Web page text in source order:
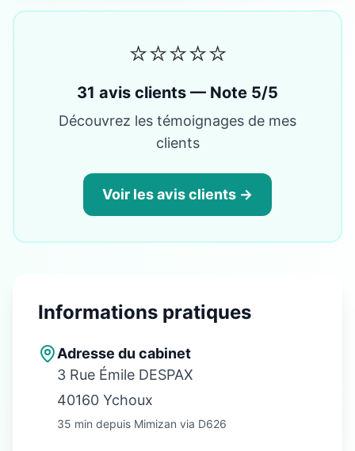
⭐⭐⭐⭐⭐
31 avis clients — Note 5/5
Découvrez les témoignages de mes
clients
Voir les avis clients →
Informations pratiques
Adresse du cabinet
3 Rue Émile DESPAX
40160 Ychoux
35 min depuis Mimizan via D626